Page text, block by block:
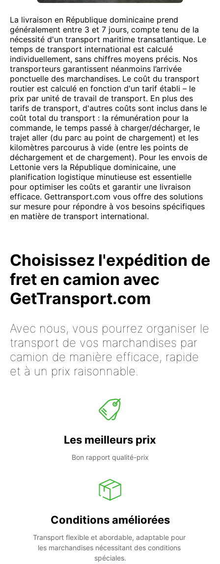
La livraison en République dominicaine prend
généralement entre 3 et 7 jours, compte tenu de la
nécessité d'un transport maritime transatlantique. Le
temps de transport international est calculé
individuellement, sans chiffres moyens précis. Nos
transporteurs garantissent néanmoins l’arrivée
ponctuelle des marchandises. Le coût du transport
routier est calculé en fonction d'un tarif établi – le
prix par unité de travail de transport. En plus des
tarifs de transport, d'autres coûts sont inclus dans le
coût total du transport : la rémunération pour la
commande, le temps passé à charger/décharger, le
trajet aller (du parc au point de chargement) et les
kilomètres parcourus à vide (entre les points de
déchargement et de chargement). Pour les envois de
Lettonie vers la République dominicaine, une
planification logistique minutieuse est essentielle
pour optimiser les coûts et garantir une livraison
efficace. Gettransport.com vous offre des solutions
sur mesure pour répondre à vos besoins spécifiques
en matière de transport international.
Choisissez l'expédition de
fret en camion avec
GetTransport.com
Avec nous, vous pourrez organiser le
transport de vos marchandises par
camion de manière efficace, rapide
et à un prix raisonnable.
Les meilleurs prix
Bon rapport qualité-prix
Conditions améliorées
Transport flexible et abordable, adaptable pour
les marchandises nécessitant des conditions
spéciales.